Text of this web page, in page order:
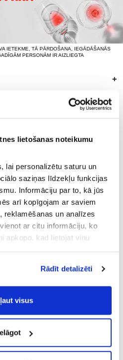
lietošanas noteikumu
lai personalizētu saturu un
saziņas līdzekļu funkcijas
Informāciju par to, kā jūs
arī kopīgojam ar saviem
un analīzes
ar citu informāciju, ko
apkopo, kad lietojat viņu
lietošanas
Rādīt detalizēti
visus
IETEKME, TĀ PĀRDOŠANA, IEGĀDĀŠANĀS
PERSONĀM IR AIZLIEGTA